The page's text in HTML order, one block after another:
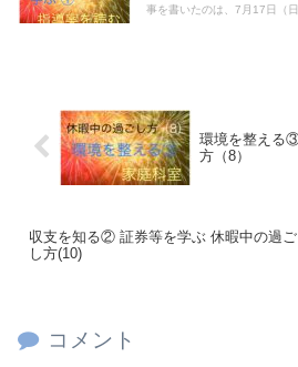
事を書いたのは、7月17日（日
環境を整える
方（8）
収支を知る② 証券等を学ぶ 休暇中の過ご
し方(10)
コメント